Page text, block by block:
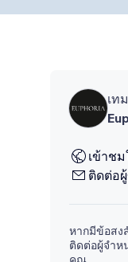
เท
เข้าช
ติดต่อ
หากมีข้อสง
ติดต่อผู้จำห